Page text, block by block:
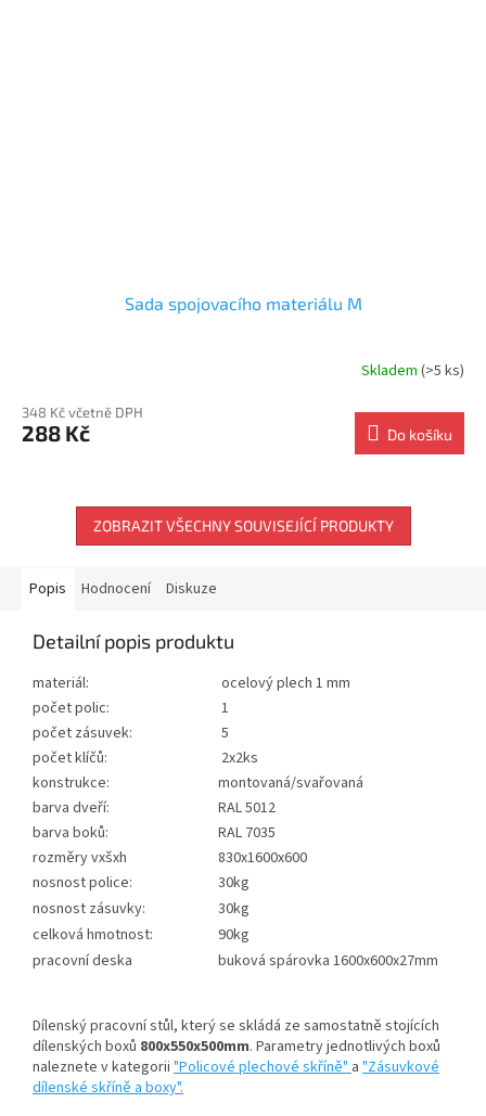
Sada spojovacího materiálu M
Skladem (>5 ks)
348 Kč včetně DPH
288 Kč Do košíku
ZOBRAZIT VŠECHNY SOUVISEJÍCÍ PRODUKTY
Popis Hodnocení Diskuze
Detailní popis produktu
materiál:
ocelový plech 1 mm
počet polic:
1
počet zásuvek:
5
počet klíčů:
2x2ks
konstrukce:
montovaná/svařovaná
barva dveří:
RAL 5012
barva boků:
RAL 7035
rozměry vxšxh
830x1600x600
nosnost police:
30kg
nosnost zásuvky:
30kg
celková hmotnost:
90kg
pracovní deska
buková spárovka 1600x600x27mm
Dílenský pracovní stůl, který se skládá ze samostatně stojících
dílenských boxů 800x550x500mm. Parametry jednotlivých boxů
naleznete v kategorii "Policové plechové skříně" a "Zásuvkové
dílenské skříně a boxy".